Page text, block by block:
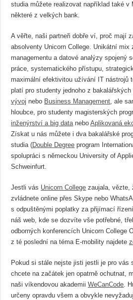
studia můžete realizovat například také v
některé z velkých bank.
A věřte, naši partneři dobře ví, proč mají
absolventy Unicorn College. Unikátní mix
managementu a datové analýzy spojený
práce, systematického přístupu,
maximální efektivitou užívání IT nástrojů
platí pro studenty jednoho z
vývoj nebo Business Management, ale
hloubce, pro studenty magisterských
inženýrství a big dataneboAplikovaná
Získat u nás můžete i dva bakalářské
studia (Double Degree program
spolupráci s německou University of
Schweinfurt.
Jestli vás Unicorn College zaujala, vězte,
zvládnete online přes Skype nebo
s odpuštěnými poplatky za přijímací
náš web, kde se dozvíte vše potřebné,
odborných konferencích Unicorn College
z té poslední na téma E-mobility najdete
Pokud si stále nejste jisti jestli je pro vás
chcete na začátek jen opatrně ochutnat,
naši víkendovou akademiiWeCanCode.
určeny opravdu všem a obvykle